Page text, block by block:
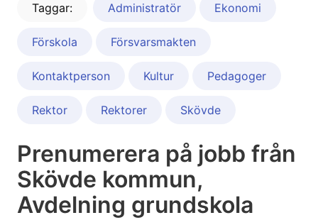
Taggar: Administratör Ekonomi
Förskola Försvarsmakten
Kontaktperson Kultur Pedagoger
Rektor Rektorer Skövde
Prenumerera på jobb från
Skövde kommun,
Avdelning grundskola